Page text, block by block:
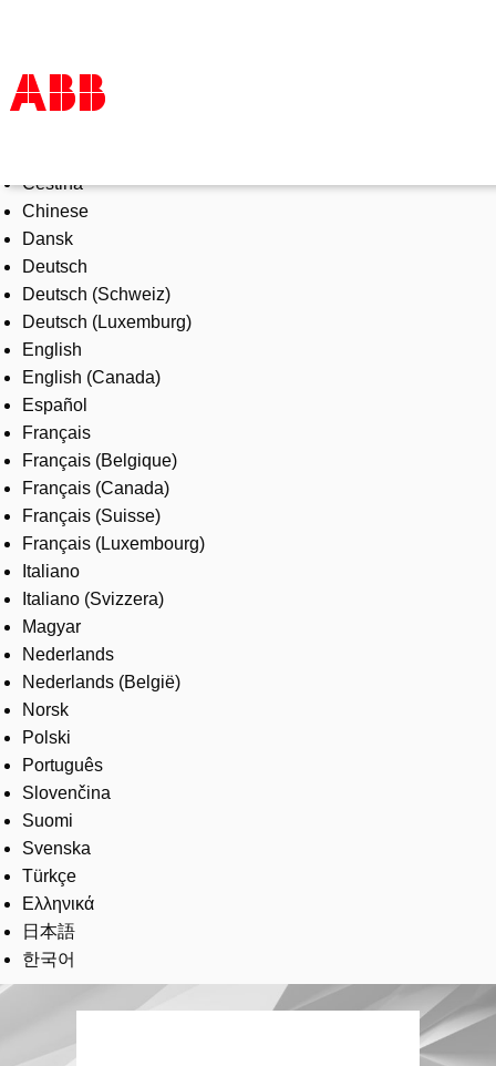
Products & Solutions
Industries
Services
About us
Where to buy
Contact us
Careers
Čeština
Chinese
Dansk
Deutsch
Deutsch (Schweiz)
Deutsch (Luxemburg)
English
English (Canada)
Español
Français
Français (Belgique)
Français (Canada)
Français (Suisse)
Français (Luxembourg)
Italiano
Italiano (Svizzera)
Magyar
Nederlands
Nederlands (België)
Norsk
Polski
Português
Slovenčina
Suomi
Svenska
Türkçe
Ελληνικά
日本語
한국어